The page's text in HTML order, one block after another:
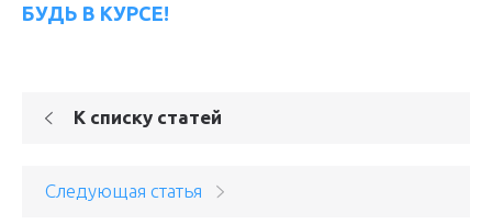
БУДЬ В КУРСЕ!
К списку статей
Следующая статья